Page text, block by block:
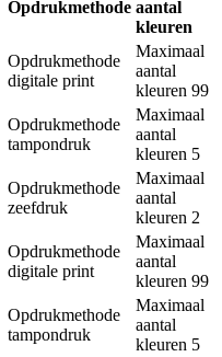
Opdrukmethode aantal
kleuren
Opdrukmethode
digitale print
Maximaal
aantal
kleuren 99
Opdrukmethode
tampondruk
Maximaal
aantal
kleuren 5
Opdrukmethode
zeefdruk
Maximaal
aantal
kleuren 2
Opdrukmethode
digitale print
Maximaal
aantal
kleuren 99
Opdrukmethode
tampondruk
Maximaal
aantal
kleuren 5